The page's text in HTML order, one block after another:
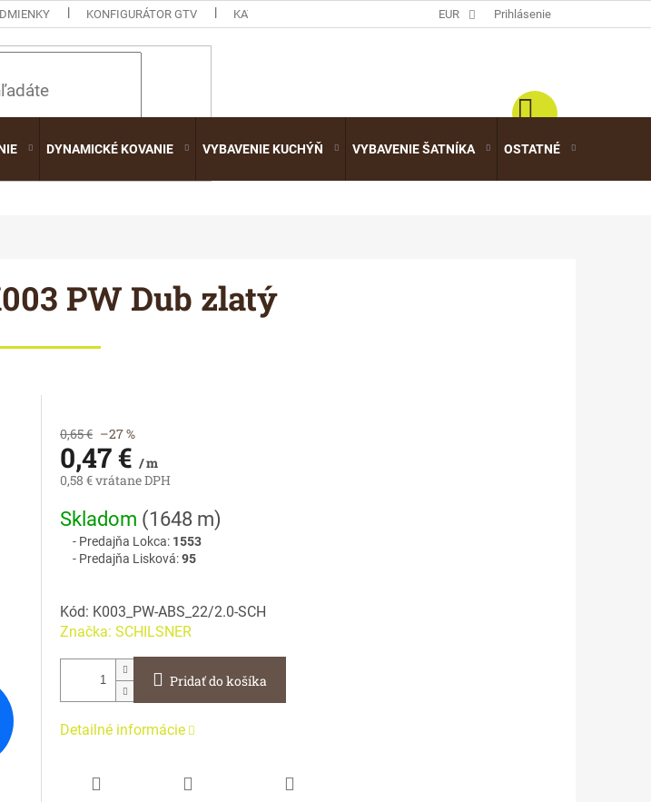
KONFIGURÁTOR GTV KATALÓGY EUR Prihlásenie
DYNAMICKÉ KOVANIE VYBAVENIE KUCHÝŇ VYBAVENIE ŠATNÍKA OSTATNÉ
PW Dub zlatý
0,65 € –27 %
0,47 € / m
0,58 € vrátane DPH
Jednotková
cena:
Skladom (1648 m)
Predajňa Lokca: 1553
Predajňa Lisková:95
Kód: K003_PW-ABS_22/2.0-SCH
Značka: SCHILSNER
Pridať do košíka
Detailné informácie